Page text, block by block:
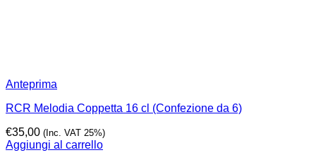
Anteprima
RCR Melodia Coppetta 16 cl (Confezione da 6)
€35,00 (Inc. VAT 25%)
Aggiungi al carrello